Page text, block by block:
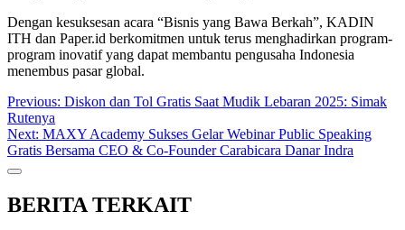
Dengan kesuksesan acara “Bisnis yang Bawa Berkah”, KADIN
ITH dan Paper.id berkomitmen untuk terus menghadirkan program-
program inovatif yang dapat membantu pengusaha Indonesia
menembus pasar global.
Post
navigation
Previous: Diskon dan Tol Gratis Saat Mudik Lebaran 2025: Simak
Rutenya
Next: MAXY Academy Sukses Gelar Webinar Public Speaking
Gratis Bersama CEO & Co-Founder Carabicara Danar Indra
BERITA TERKAIT